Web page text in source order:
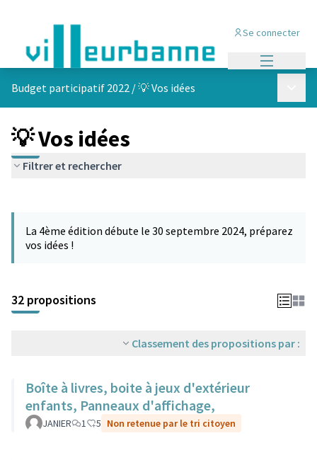
Se connecter
Budget participatif 2022 /💡 Vos idées
💡 Vos idées
Filtrer et rechercher
−
La 4ème édition débute le 30 septembre 2024, préparez
vos idées !
32 propositions
Classement des propositions par :
Boîte à livres, boite à jeux d'extérieur
enfants, Panneaux d'affichage,
JANIER 1 5 Non retenue par le tri citoyen